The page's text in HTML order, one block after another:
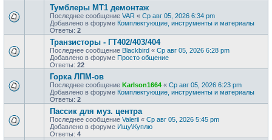
Тумблеры МТ1 демонтаж
Последнее сообщение VAR « Ср авг 05, 2026 6:34 pm
Добавлено в форуме Комплектующие, инструменты и материалы
Ответы: 2
Транзисторы - ГТ402/403/404
Последнее сообщение Blackbird « Ср авг 05, 2026 6:28 pm
Добавлено в форуме Просто общение
Ответы: 22
Горка ЛПМ-ов
Последнее сообщение Karlson1664 « Ср авг 05, 2026 6:23 pm
Добавлено в форуме Комплектующие, инструменты и материалы
Ответы: 2
Пассик для муз. центра
Последнее сообщение Valerii « Ср авг 05, 2026 5:45 pm
Добавлено в форуме Ищу\Куплю
Ответы: 4